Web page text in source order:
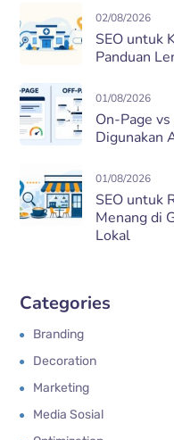
02/08/2026
SEO untuk
Panduan
01/08/2026
On-Page
Digunakan
01/08/2026
SEO untuk
Menang di
Lokal
Categories
Branding
Decoration
Marketing
Media Sosial